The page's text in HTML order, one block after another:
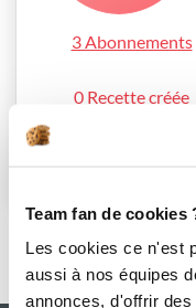
Team fan de cookies
Les cookies ce n'est
aussi à nos équipes
annonces, d'offrir
3 Abonnements
0 Recette créée